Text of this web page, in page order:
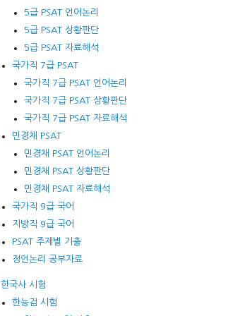
5급 PSAT 언어논리
5급 PSAT 상황판단
5급 PSAT 자료해석
국가직 7급 PSAT
국가직 7급 PSAT 언어논리
국가직 7급 PSAT 상황판단
국가직 7급 PSAT 자료해석
민경채 PSAT
민경채 PSAT 언어논리
민경채 PSAT 상황판단
민경채 PSAT 자료해석
국가직 9급 국어
지방직 9급 국어
PSAT 주제별 기출
정언논리 공부자료
한국사 시험
한능검 시험